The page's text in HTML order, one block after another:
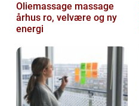
Oliemassage massage
århus ro, velvære og ny
energi